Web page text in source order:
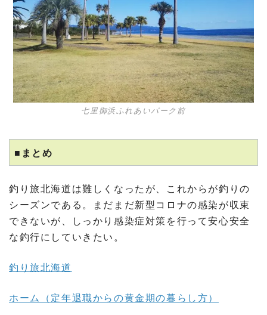
七里御浜ふれあいパーク前
■まとめ
釣り旅北海道は難しくなったが、これからが釣りの
シーズンである。まだまだ新型コロナの感染が収束
できないが、しっかり感染症対策を行って安心安全
な釣行にしていきたい。
釣り旅北海道
ホーム（定年退職からの黄金期の暮らし方）